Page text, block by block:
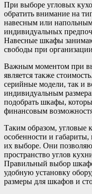
При выборе угловых
обратить внимание на
навесным или
индивидуальных
Навесные шкафы
свободы при
Важным моментом при
является также
серийные модели, так и
индивидуальным
подобрать шкафы,
финансовым
Таким образом,
особенности и
их выборе. Они
пространство углов
Правильный выбор
удобную установку
размеры для шкафов и